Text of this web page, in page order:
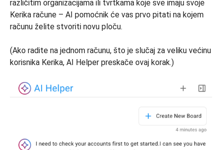
različitim organizacijama ili tvrtkama koje sve imaju svoje
Kerika račune – AI pomoćnik će vas prvo pitati na kojem
računu želite stvoriti novu ploču.
(Ako radite na jednom računu, što je slučaj za veliku većinu
korisnika Kerika, AI Helper preskače ovaj korak.)